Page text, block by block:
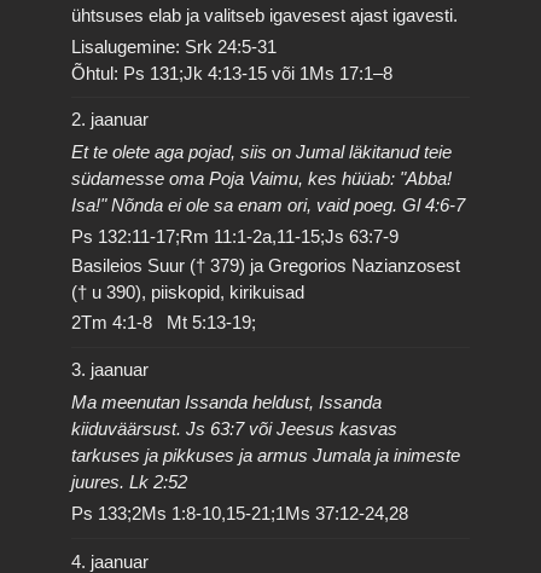
ühtsuses elab ja valitseb igavesest ajast igavesti.
Lisalugemine: Srk 24:5-31
Õhtul: Ps 131;Jk 4:13-15 või 1Ms 17:1–8
2. jaanuar
Et te olete aga pojad, siis on Jumal läkitanud teie
südamesse oma Poja Vaimu, kes hüüab: "Abba!
Isa!" Nõnda ei ole sa enam ori, vaid poeg. Gl 4:6-7
Ps 132:11-17;Rm 11:1-2a,11-15;Js 63:7-9
Basileios Suur († 379) ja Gregorios Nazianzosest
(† u 390), piiskopid, kirikuisad
2Tm 4:1-8 Mt 5:13-19;
3. jaanuar
Ma meenutan Issanda heldust, Issanda
kiiduväärsust. Js 63:7 või Jeesus kasvas
tarkuses ja pikkuses ja armus Jumala ja inimeste
juures. Lk 2:52
Ps 133;2Ms 1:8-10,15-21;1Ms 37:12-24,28
4. jaanuar